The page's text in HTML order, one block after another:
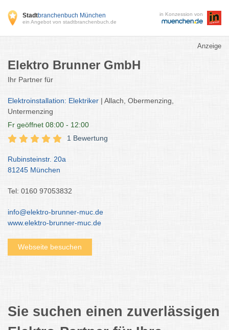
Stadtbranchenbuch München
ein Angebot von stadtbranchenbuch.de
in Konzession von
Anzeige
Elektro Brunner GmbH
Ihr Partner für
Elektroinstallation: Elektriker | Allach, Obermenzing,
Untermenzing
Fr geöffnet 08:00 - 12:00
1 Bewertung
Rubinsteinstr. 20a
81245 München
Tel: 0160 97053832
info@elektro-brunner-muc.de
www.elektro-brunner-muc.de
Webseite besuchen
Sie suchen einen zuverlässigen